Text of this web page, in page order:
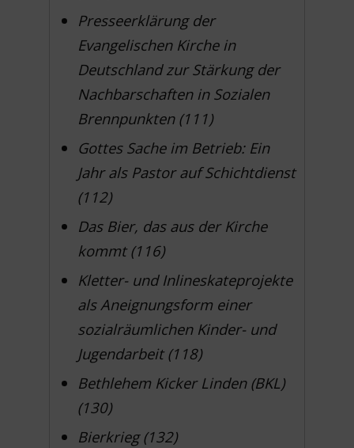
Presseerklärung der
Evangelischen Kirche in
Deutschland zur Stärkung der
Nachbarschaften in Sozialen
Brennpunkten (111)
Gottes Sache im Betrieb: Ein
Jahr als Pastor auf Schichtdienst
(112)
Das Bier, das aus der Kirche
kommt (116)
Kletter- und Inlineskateprojekte
als Aneignungsform einer
sozialräumlichen Kinder- und
Jugendarbeit (118)
Bethlehem Kicker Linden (BKL)
(130)
Bierkrieg (132)